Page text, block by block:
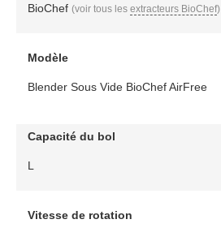
BioChef (voir tous les extracteurs BioChef)
Modèle
Blender Sous Vide BioChef AirFree
Capacité du bol
L
Vitesse de rotation